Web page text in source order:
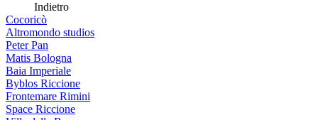
Indietro
Cocoricò
Altromondo studios
Peter Pan
Matis Bologna
Baia Imperiale
Byblos Riccione
Frontemare Rimini
Space Riccione